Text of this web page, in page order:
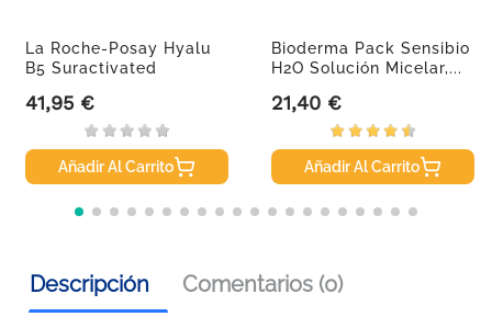
La Roche-Posay Hyalu
B5 Suractivated
Precio
41,95 €
Añadir Al Carrito
Bioderma Pack Sensibio
H2O Solución Micelar,...
Precio
21,40 €
Añadir Al Carrito
Descripción Comentarios (0)